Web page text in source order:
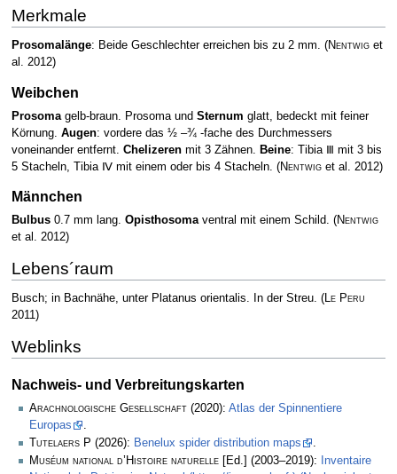
Merkmale
Prosomalänge: Beide Geschlechter erreichen bis zu 2 mm. (Nentwiget
al. 2012)
Weibchen
Prosomagelb-braun. Prosoma und Sternum glatt, bedeckt mit feiner
Körnung. Augen: vordere das ½ –¾ -fache des Durchmessers
voneinander entfernt. Chelizerenmit 3 Zähnen. Beine: Tibia Ⅲ mit 3 bis
5 Stacheln, Tibia Ⅳ mit einem oder bis 4 Stacheln. (Nentwiget al. 2012)
Männchen
Bulbus0.7 mm lang. Opisthosomaventral mit einem Schild. (Nentwig
et al. 2012)
Lebens´raum
Busch; in Bachnähe, unter Platanus orientalis. In der Streu. (Le Peru
2011)
Weblinks
Nachweis- und Verbreitungskarten
Arachnologische Gesellschaft (2020): Atlas der Spinnentiere
Europas
Tutelaers P (2026): Benelux spider distribution maps
.
Muséum national d’Histoire naturelle [Ed.] (2003–2019):
Inventaire